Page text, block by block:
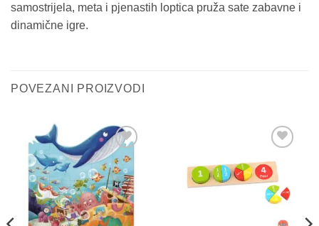
samostrijela, meta i pjenastih loptica pruža sate zabavne i
dinamične igre.
POVEZANI PROIZVODI
Sačuvaj
proizvod
proizvod